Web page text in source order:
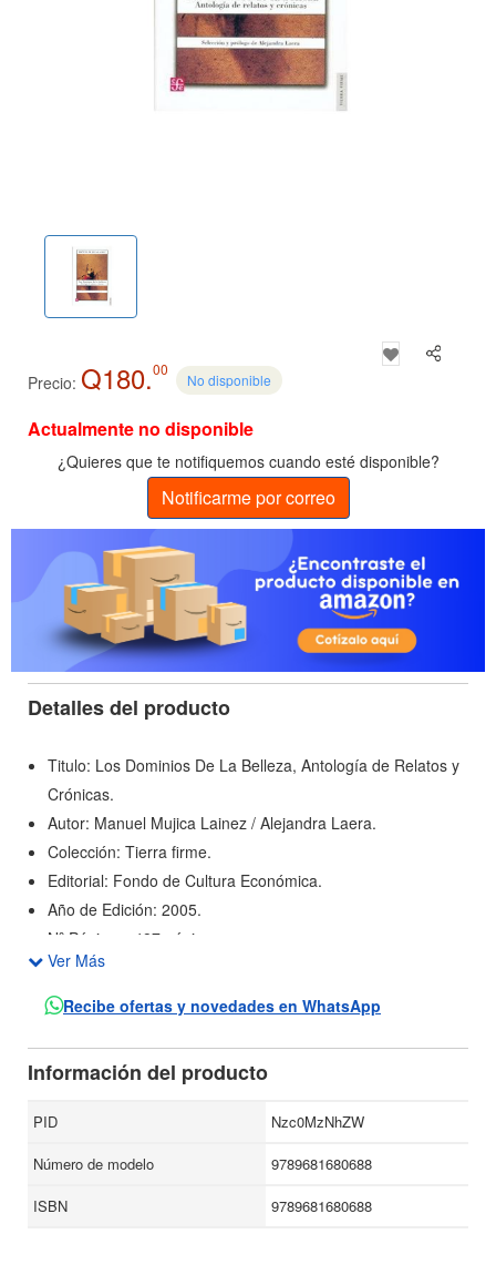
Precio: Q180.00
No disponible
Actualmente no disponible
¿Quieres que te notifiquemos cuando esté disponible?
Notificarme por correo
Detalles del producto
Titulo: Los Dominios De La Belleza, Antología de Relatos y
Crónicas.
Autor: Manuel Mujica Lainez / Alejandra Laera.
Colección: Tierra firme.
Editorial: Fondo de Cultura Económica.
Año de Edición: 2005.
Nº Páginas: 487 páginas.
En 'Los dominios de la belleza. Antología de relatos y
crónicas', Alejandra Laera ha realizado una selección de los
ofrecer sus textos más representativos, pone de relieve la
búsqueda renovada de temas y recursos que guió su
Ver Más
Recibe ofertas y novedades en WhatsApp
Información del producto
PID
Nzc0MzNhZW
Número de modelo
9789681680688
ISBN
9789681680688